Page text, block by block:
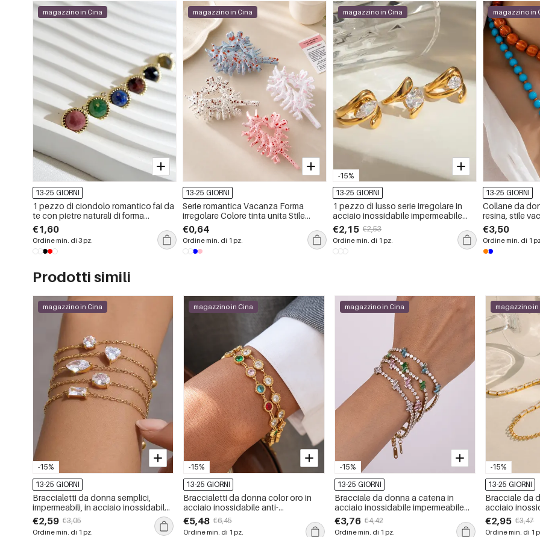
magazzino in Cina
13-25 GIORNI
1 pezzo di ciondolo romantico fai da
te con pietre naturali di forma
irregolare da donna
€1,60
Ordine min. di 3 pz.
magazzino in Cina
13-25 GIORNI
Serie romantica Vacanza Forma
irregolare Colore tinta unita Stile
oceanico Pois Conchiglia Artigli per
capelli in plastica
€0,64
Ordine min. di 1 pz.
-15%
magazzino in Cina
13-25 GIORNI
1 pezzo di lusso serie irregolare in
acciaio inossidabile impermeabile
color oro strass anelli singoli da
donna
€2,15 €2,53
Ordine min. di 1 pz.
magazzino in
13-25 GIORNI
Collane da
resina, stile
€3,50
Ordine min. di 1
Prodotti simili
-15%
magazzino in Cina
13-25 GIORNI
Braccialetti da donna semplici,
impermeabili, in acciaio inossidabile
color oro con ciondoli e zirconi.
€2,59 €3,05
Ordine min. di 1 pz.
-15%
magazzino in Cina
13-25 GIORNI
Braccialetti da donna color oro in
acciaio inossidabile anti-
ossidazione e impermeabile con
zirconi colorati da 1 pezzo
€5,48 €6,45
Ordine min. di 1 pz.
-15%
magazzino in Cina
13-25 GIORNI
Bracciale da donna a catena in
acciaio inossidabile impermeabile
color oro con zirconi
€3,76 €4,42
Ordine min. di 1 pz.
-15%
magazzino in
13-25 GIORNI
Bracciale da
acciaio
color oro con
€2,95 €3,47
Ordine min. di 1